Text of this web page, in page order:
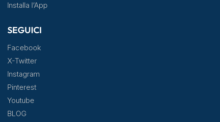
Installa l’App
SEGUICI
Facebook
X-Twitter
Instagram
Pinterest
Youtube
BLOG